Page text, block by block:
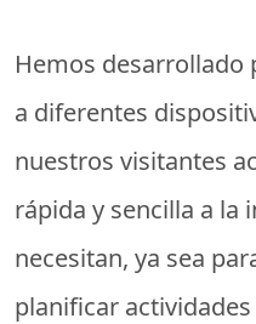
Hemos desarrollado
a diferentes
nuestros visitantes
rápida y sencilla a la
necesitan, ya sea
planificar